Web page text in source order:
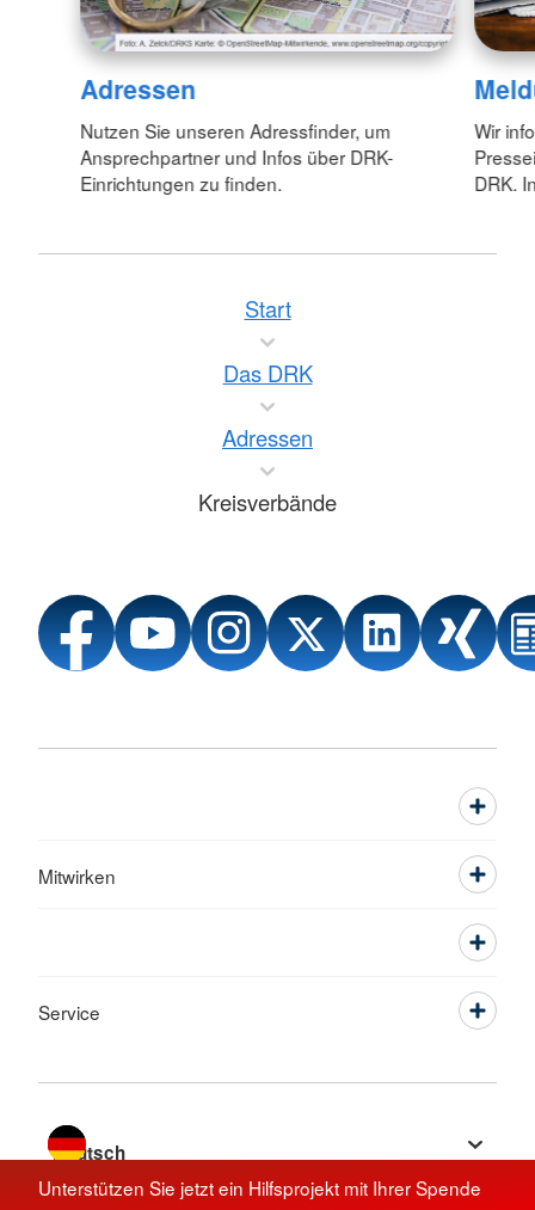
Adressen
Nutzen Sie unseren Adressfinder, um
Ansprechpartner und Infos über DRK-
Einrichtungen zu finden.
Wir
DRK.
Unterstützen Sie jetzt ein Hilfsprojekt mit Ihrer Spende
Start
Das DRK
Adressen
Kreisverbände
Mitwirken
Service
Sprache wechseln zu